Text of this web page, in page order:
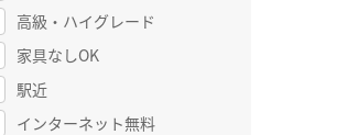
高級・ハイグレード
家具なしOK
駅近
インターネット無料